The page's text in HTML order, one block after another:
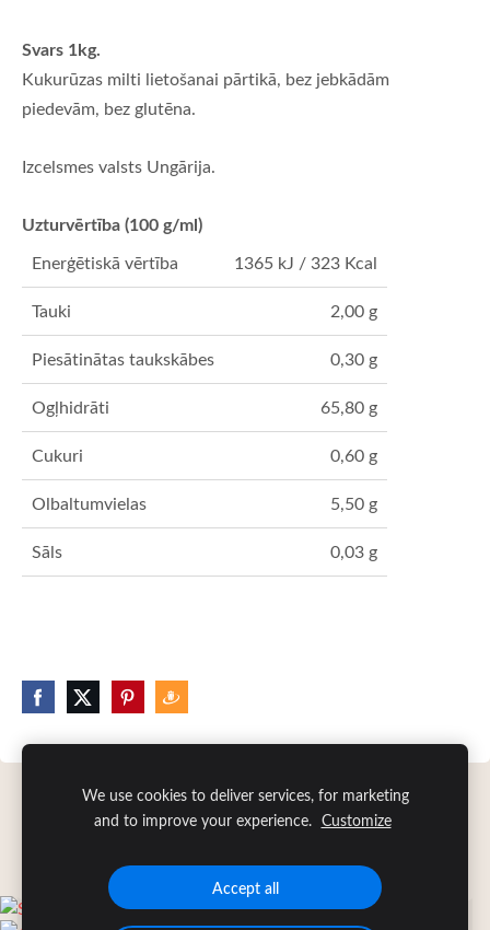
Svars 1kg.
Kukurūzas milti lietošanai pārtikā, bez jebkādām
piedevām, bez glutēna.
Izcelsmes valsts Ungārija.
Uzturvērtība (100 g/ml)
Enerģētiskā vērtība
1365 kJ / 323 Kcal
Tauki
2,00 g
Piesātinātas taukskābes
0,30 g
Ogļhidrāti
65,80 g
Cukuri
0,60 g
Olbaltumvielas
5,50 g
Sāls
0,03 g
Sīkdatnes
We use cookies to deliver services, for marketing
and to improve your experience. Customize
Accept all